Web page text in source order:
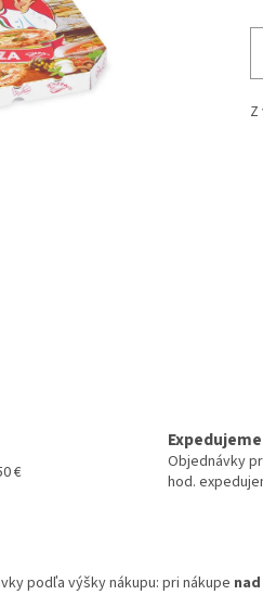
€
Objednávky
hod.
podľa výšky nákupu: pri nákupe